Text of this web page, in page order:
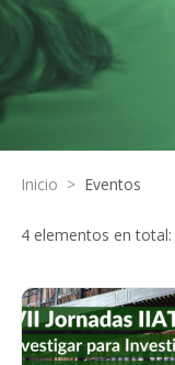
Inicio > Eventos
4 elementos en total: